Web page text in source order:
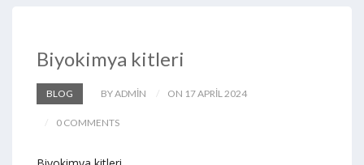
Biyokimya kitleri
BLOG BY ADMIN ON 17 APRIL 2024
0 COMMENTS